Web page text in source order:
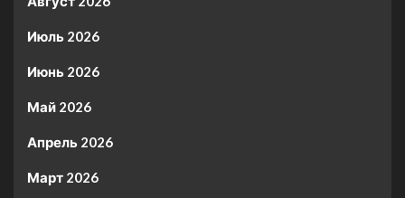
Июль 2026
Июнь 2026
Май 2026
Апрель 2026
Март 2026